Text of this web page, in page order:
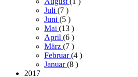
Juli (7 )
Juni (5 )
Mai (13 )
April (6 )
März (7 )
Februar(4 )
Januar(8 )
2017